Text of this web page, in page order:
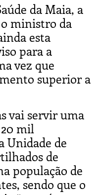
da Maia, a
ministro da
esta
para a
vez que
superior a
vai servir uma
mil
Unidade de
de
população de
sendo que o